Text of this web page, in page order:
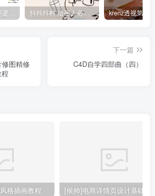
管郁生油画侠造型逻辑班第一期2019年5月【高清不缺课】 抖抖抖村 绘画人必备习惯2020【画质不错】
图精修
下一篇
C4D自学四部曲（四）
格插画教程 [侯帅]电商详情页设计基础